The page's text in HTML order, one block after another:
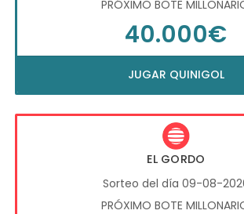
PRÓXIMO BOTE
40.000€
JUGAR QUINIGOL
EL GORDO
Sorteo del día 09-08-
PRÓXIMO BOTE